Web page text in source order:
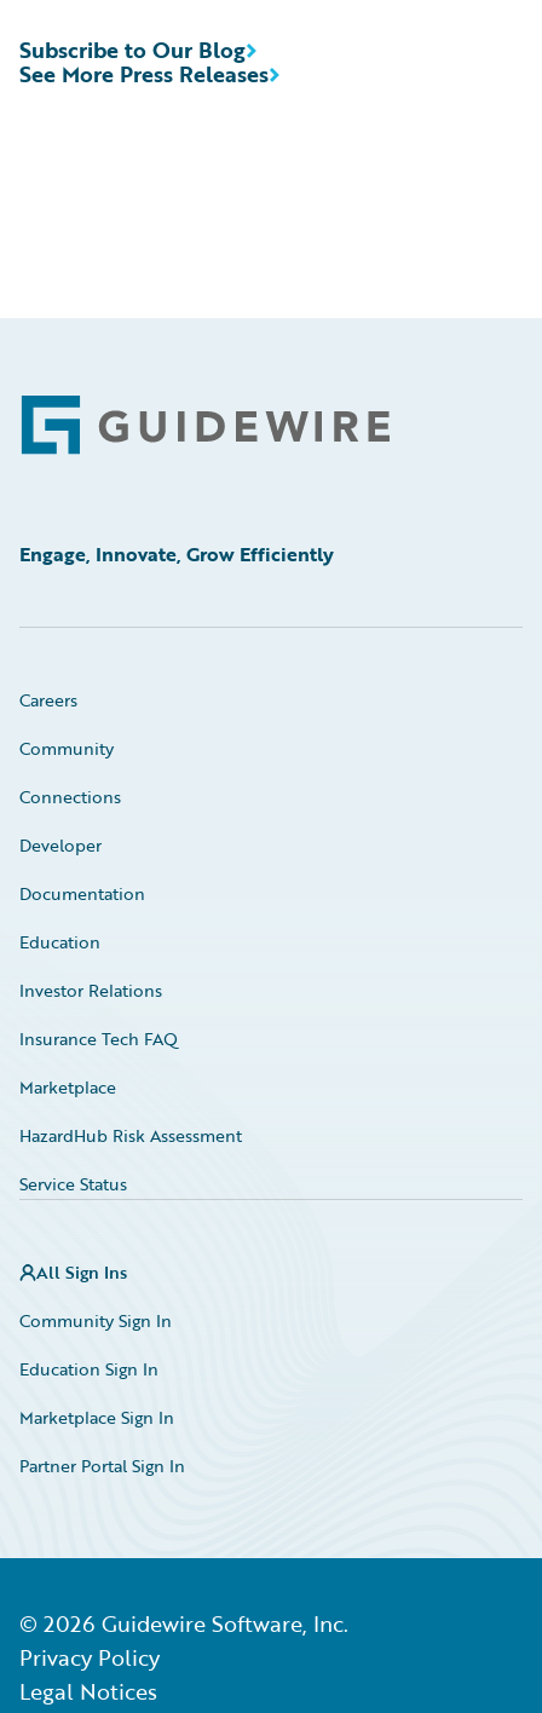
See More Press Releases
Subscribe to Our Blog
Footer
Engage, Innovate, Grow Efficiently
Careers
Community
Connections
Developer
Documentation
Education
Investor Relations
Insurance Tech FAQ
Marketplace
HazardHub Risk Assessment
Service Status
All Sign Ins
Community Sign In
Education Sign In
Marketplace Sign In
Partner Portal Sign In
© 2026 Guidewire Software, Inc.
Privacy Policy
Legal Notices